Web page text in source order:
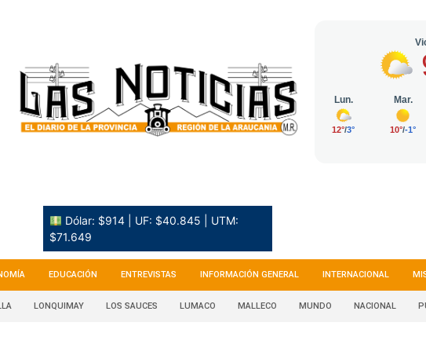
Dólar: $914 | UF: $40.845 | UTM:
$71.649
EDUCACIÓN ENTREVISTAS INFORMACIÓN GENERAL INTERNACIONAL
LONQUIMAY LOS SAUCES LUMACO MALLECO MUNDO NACIONAL